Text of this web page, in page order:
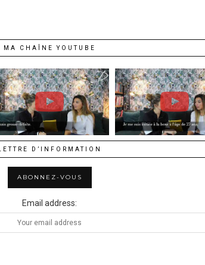
MA CHAÎNE YOUTUBE
LETTRE D’INFORMATION
Email address: